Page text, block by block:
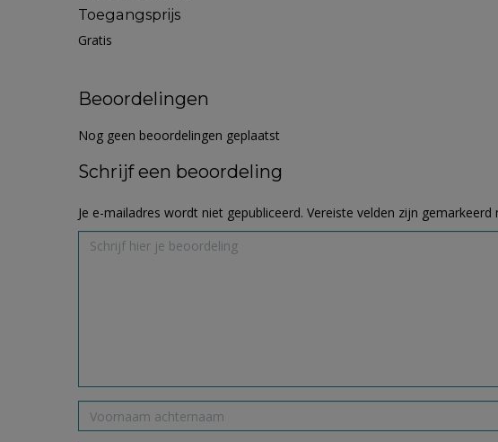
Toegangsprijs
Gratis
Beoordelingen
Nog geen beoordelingen geplaatst
Schrijf een beoordeling
Je e-mailadres wordt niet gepubliceerd. Vereiste velden zijn gemarkeerd